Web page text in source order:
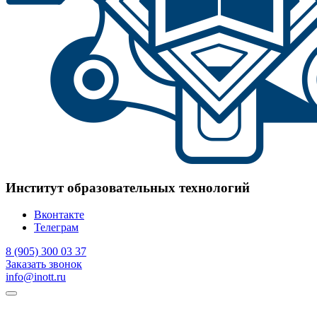
Институт образовательных технологий
Вконтакте
Телеграм
8 (905) 300 03 37
Заказать звонок
info@inott.ru